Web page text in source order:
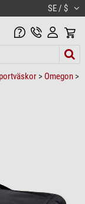
SE / $
> Omegon >